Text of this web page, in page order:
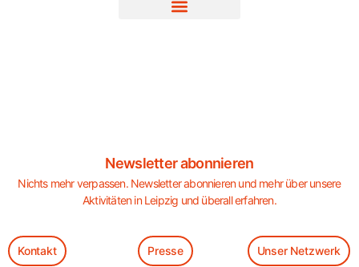
Newsletter abonnieren
Nichts mehr verpassen. Newsletter abonnieren und mehr über unsere
Aktivitäten in Leipzig und überall erfahren.
Kontakt Presse Unser Netzwerk